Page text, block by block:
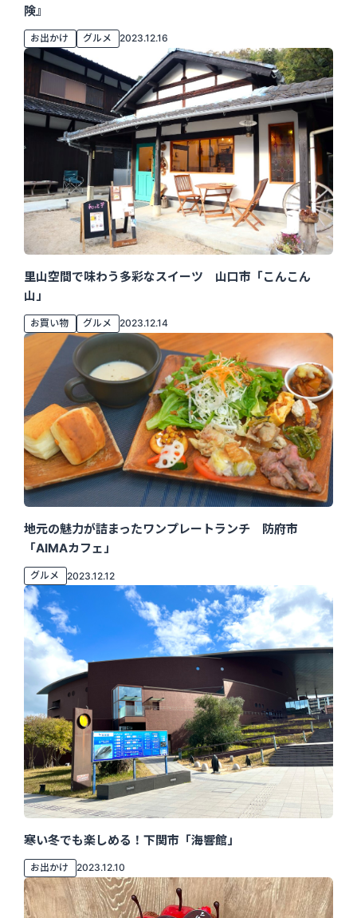
険』
お出かけ グルメ 2023.12.16
里山空間で味わう多彩なスイーツ 山口市「こんこん
山」
お買い物 グルメ 2023.12.14
地元の魅力が詰まったワンプレートランチ 防府市
「AIMAカフェ」
グルメ 2023.12.12
寒い冬でも楽しめる！下関市「海響館」
お出かけ 2023.12.10